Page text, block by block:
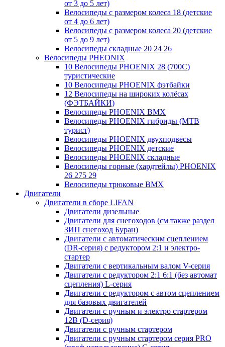
от 3 до 5 лет)
Велосипеды с размером колеса 18 (детские
от 4 до 6 лет)
Велосипеды с размером колеса 20 (детские
от 5 до 9 лет)
Велосипеды складные 20 24 26
Велосипеды PHEONIX
10 Велосипеды PHOENIX 28 (700С)
туристические
10 Велосипеды PHOENIX фэтбайки
12 Велосипеды на широких колёсах
(ФЭТБАЙКИ)
Велосипеды PHOENIX BMX
Велосипеды PHOENIX гибриды (MTB
турист)
Велосипеды PHOENIX двухподвесы
Велосипеды PHOENIX детские
Велосипеды PHOENIX складные
Велосипеды горные (хардтейлы) PHOENIX
26 275 29
Велосипеды трюковые BMX
Двигатели
Двигатели в сборе LIFAN
Двигатели дизельные
Двигатели для снегоходов (см также раздел
ЗИП снегоход Буран)
Двигатели с автоматическим сцеплением
(DR-серия) с редуктором 2:1 и электро-
стартер
Двигатели с вертикальным валом V-серия
Двигатели с редуктором 2:1 6:1 (без автомат
сцепления) L-серия
Двигатели с редуктором с автом сцеплением
для базовых двигателей
Двигатели с ручным и электро стартером
12В (D-серия)
Двигатели с ручным стартером
Двигатели с ручным стартером серия PRO